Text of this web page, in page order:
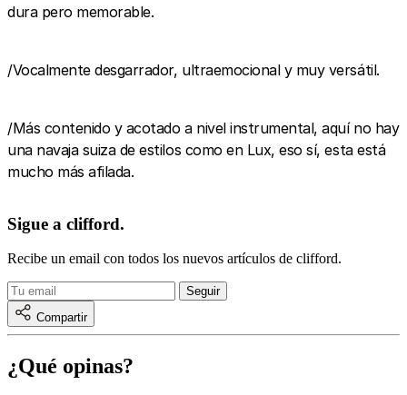
dura pero memorable.
/Vocalmente desgarrador, ultraemocional y muy versátil.
/Más contenido y acotado a nivel instrumental, aquí no hay
una navaja suiza de estilos como en Lux, eso sí, esta está
mucho más afilada.
Sigue a clifford.
Recibe un email con todos los nuevos artículos de clifford.
Compartir
¿Qué opinas?